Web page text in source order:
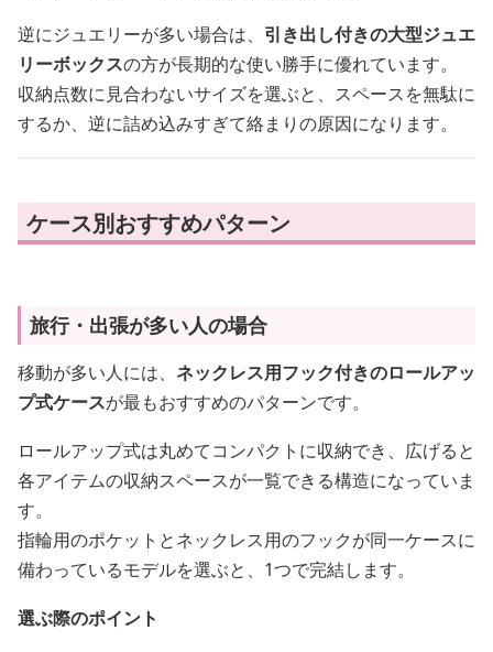
逆にジュエリーが多い場合は、 引き出し付きの大型ジュエ
リーボックスの方が長期的な使い勝手に優れています。
収納点数に見合わないサイズを選ぶと、スペースを無駄に
するか、逆に詰め込みすぎて絡まりの原因になります。
ケース別おすすめパターン
旅行・出張が多い人の場合
移動が多い人には、 ネックレス用フック付きのロールアッ
プ式ケースが最もおすすめのパターンです。
ロールアップ式は丸めてコンパクトに収納でき、広げると
各アイテムの収納スペースが一覧できる構造になっていま
す。
指輪用のポケットとネックレス用のフックが同一ケースに
備わっているモデルを選ぶと、1つで完結します。
選ぶ際のポイント